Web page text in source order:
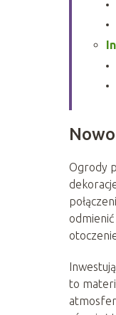
Ogrody
to